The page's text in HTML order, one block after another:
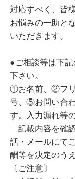
対応すべく、皆
お悩みの一助と
いただきます。
●ご相談等は下
下さい。
①お名前、②フ
号、⑤お問い合
す。入力漏れ等
記載内容を確
話・メールにて
酬等を決定のう
〔ご注意〕